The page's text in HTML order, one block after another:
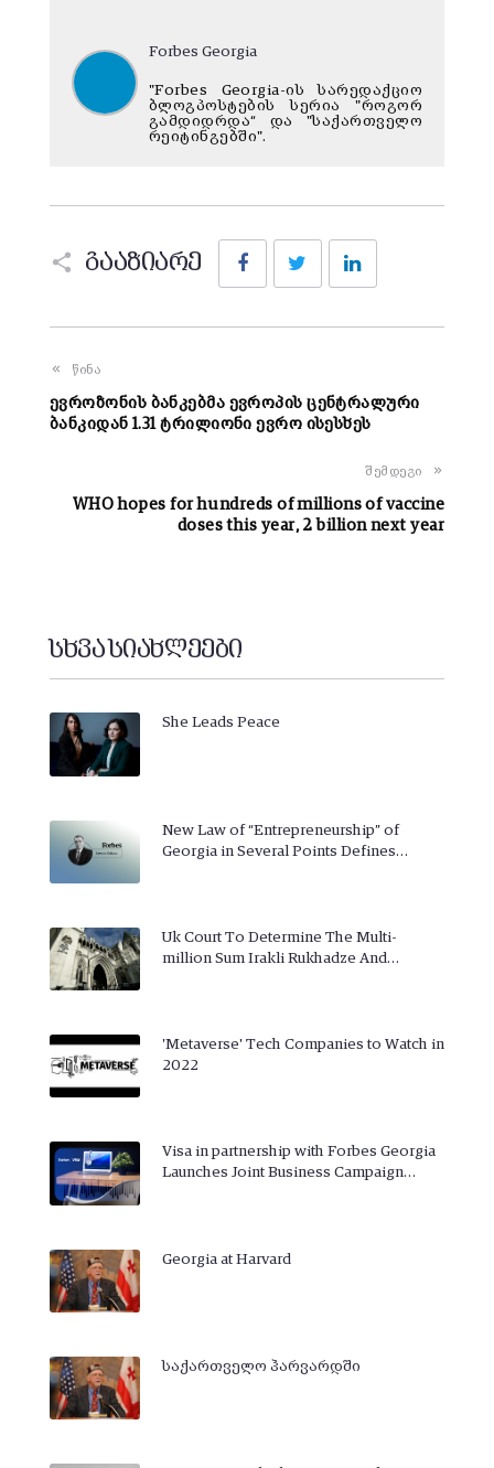
Forbes Georgia
"Forbes Georgia-ის სარედაქციო
ბლოგპოსტების სერია "როგორ
გამდიდრდა“ და "საქართველო
რეიტინგებში".
გააზიარე
FacebookTwitter
წინა
ევროზონის ბანკებმა ევროპის ცენტრალური
ბანკიდან 1.31 ტრილიონი ევრო ისესხეს
შემდეგი
WHO hopes for hundreds of millions of vaccine
doses this year, 2 billion next year
სხვა სიახლეები
She Leads Peace
New Law of “Entrepreneurship” of
Georgia in Several Points Defines…
Uk Court To Determine The Multi-
million Sum Irakli Rukhadze And…
'Metaverse' Tech Companies to Watch in
2022
Visa in partnership with Forbes Georgia
Launches Joint Business Campaign…
Georgia at Harvard
საქართველო ჰარვარდში